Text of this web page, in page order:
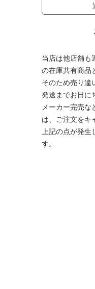
当店は他店舗も
の在庫共有商品
そのため売り違
発送までお日に
メーカー完売
は、ご注文をキ
上記の点が発
す。